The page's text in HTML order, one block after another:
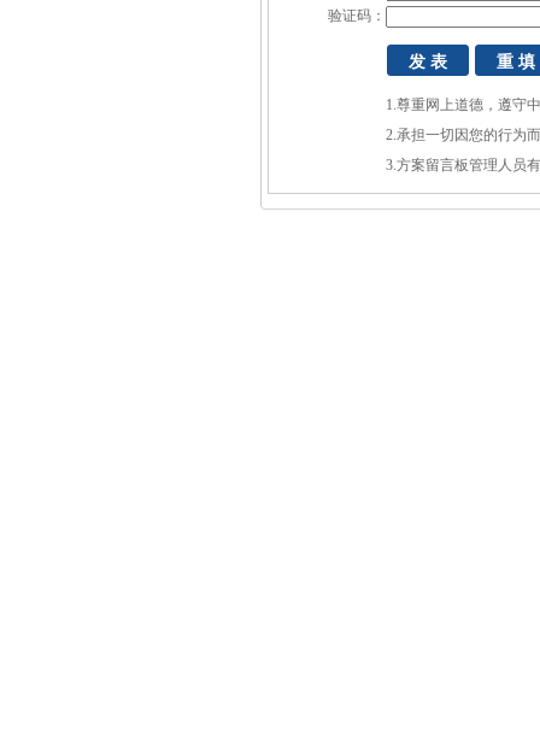
验证码：
1.尊重网上道德，遵守
2.承担一切因您的行为
3.方案留言板管理人员